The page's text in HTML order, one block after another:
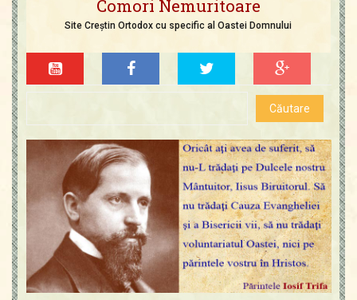
Comori Nemuritoare
Site Creștin Ortodox cu specific al Oastei Domnului